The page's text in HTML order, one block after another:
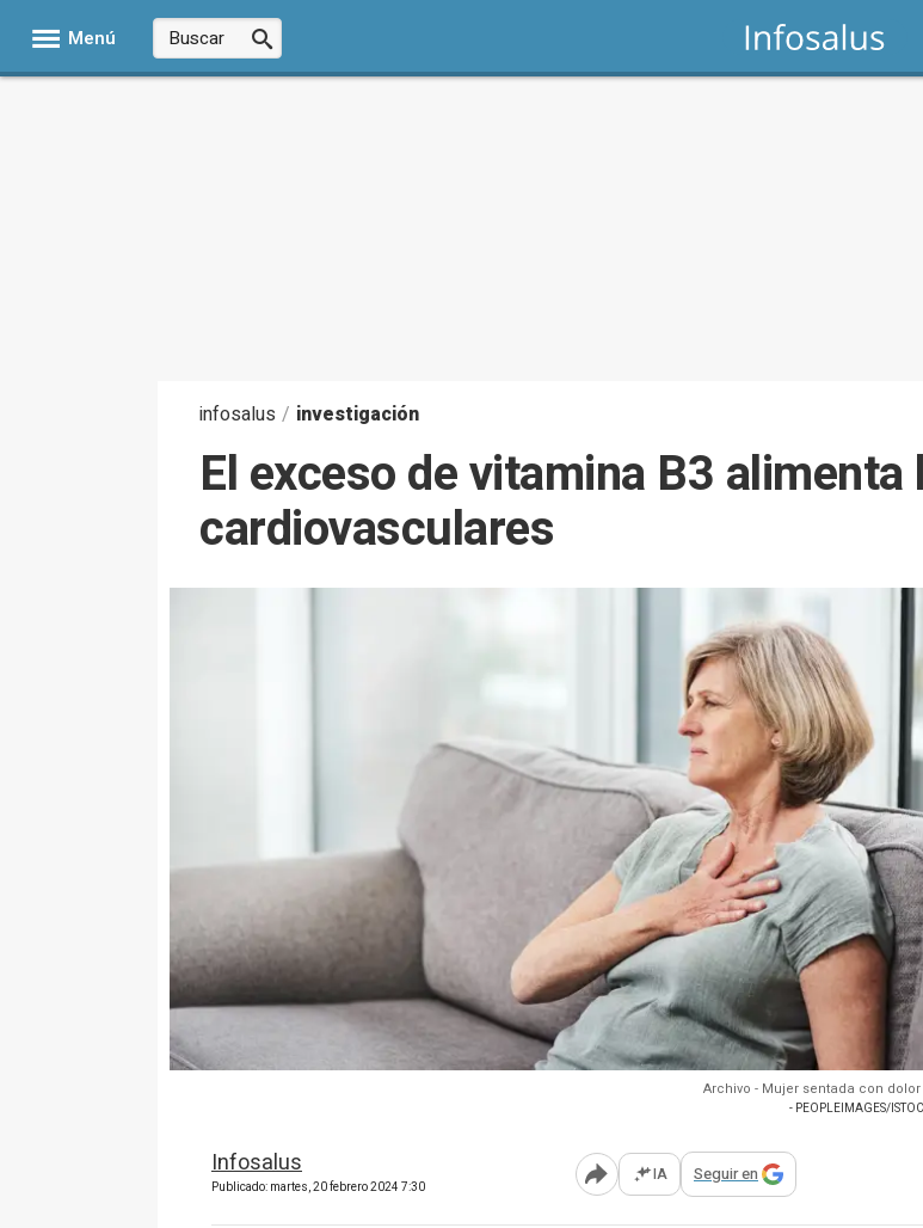
Menú
infosalus / investigación
El exceso de vitamina B3
cardiovasculares
Archivo - Mujer sentada con
- PEOPLEIMAGES/
Infosalus
Publicado: martes, 20 febrero 2024 7:30 Abrir opciones para compartir
IA Seguir en